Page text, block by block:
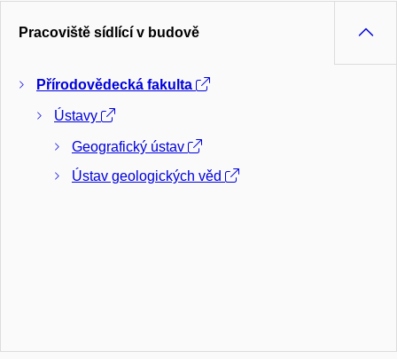
Pracoviště sídlící v budově
Přírodovědecká fakulta
Ústavy
Geografický ústav
Ústav geologických věd